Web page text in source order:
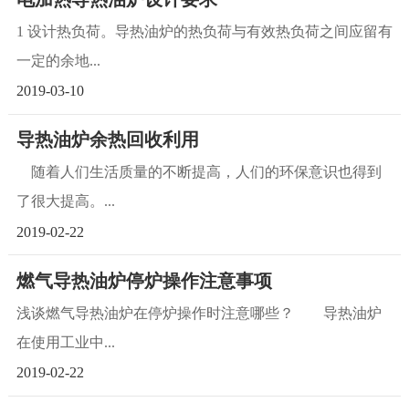
1 设计热负荷。导热油炉的热负荷与有效热负荷之间应留有
一定的余地...
2019-03-10
导热油炉余热回收利用
随着人们生活质量的不断提高，人们的环保意识也得到
了很大提高。...
2019-02-22
燃气导热油炉停炉操作注意事项
浅谈燃气导热油炉在停炉操作时注意哪些？ 导热油炉
在使用工业中...
2019-02-22